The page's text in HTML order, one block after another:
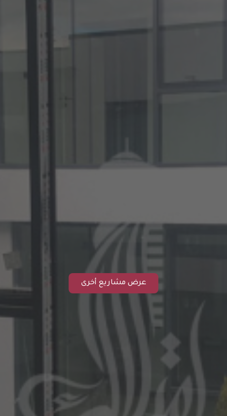
عرض مشاريع أخرى